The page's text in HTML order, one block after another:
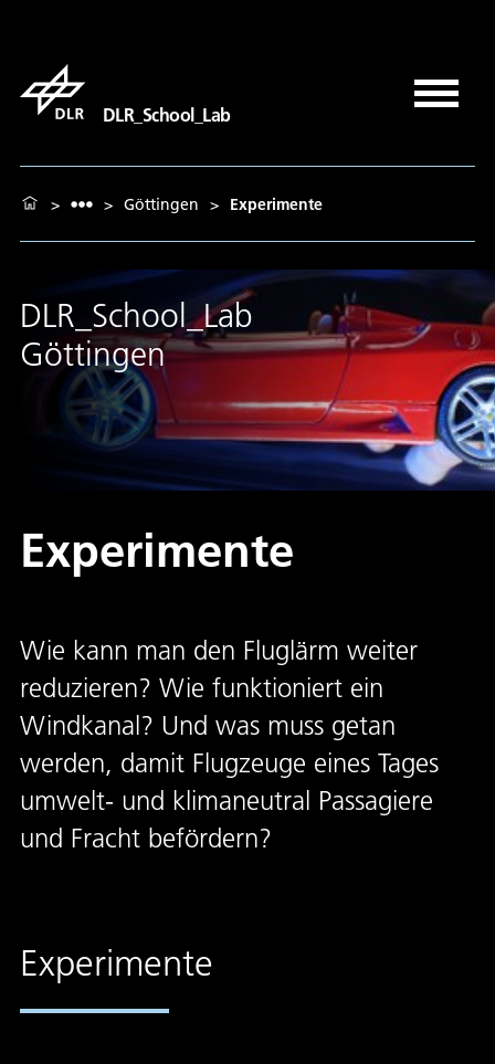
DLR_School_Lab
> > Göttingen > Experimente
DLR_School_Lab
Göttingen
Experimente
Wie kann man den Fluglärm weiter
reduzieren? Wie funktioniert ein
Windkanal? Und was muss getan
werden, damit Flugzeuge eines Tages
umwelt- und klimaneutral Passagiere
und Fracht befördern?
Experimente